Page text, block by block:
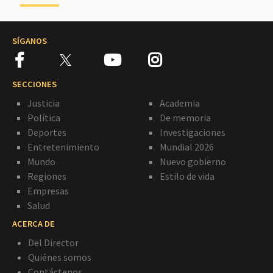
SÍGANOS
SECCIONES
Justicia
Política
Deportes
Entretenimiento
Mundo
Regiones
Empresas
Salud
Academia
De memoria
Investigaciones
Mundial 2026
Nuevo gobierno
Estilo de vida
ACERCA DE
Del Director
Quiénes somos